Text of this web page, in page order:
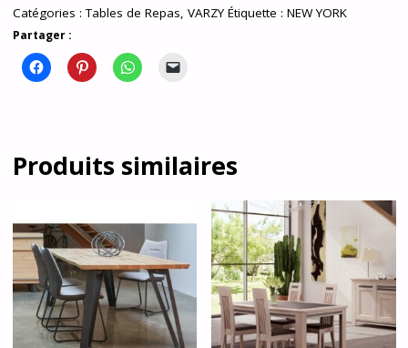
Catégories :Tables de Repas, VARZY Étiquette : NEW YORK
Partager :
Produits similaires